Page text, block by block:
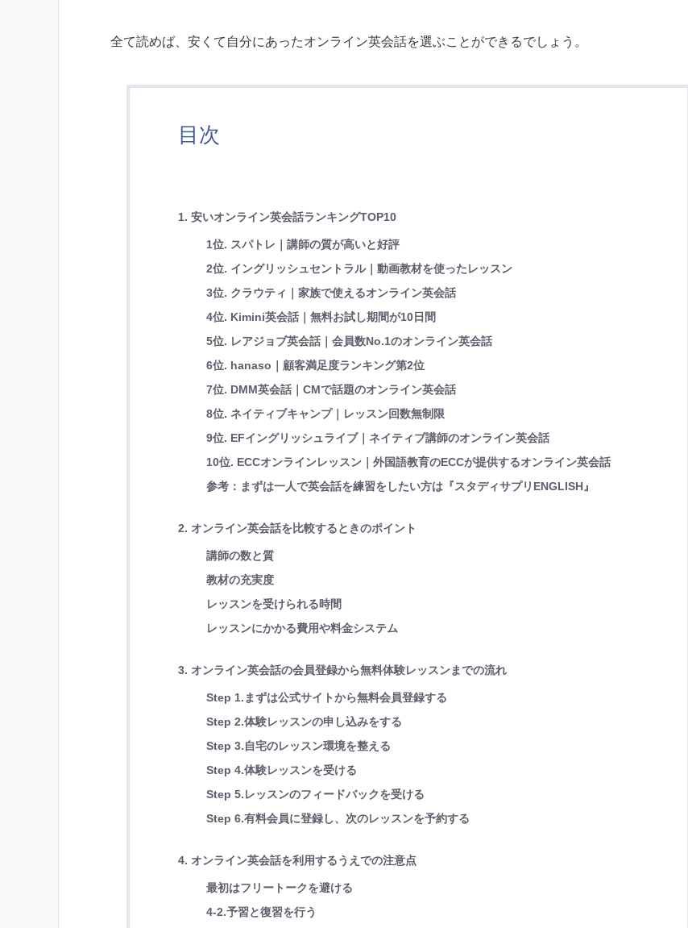
全て読めば、安くて自分にあったオンライン英会話を選ぶことができるでしょう。
目次
1. 安いオンライン英会話ランキングTOP10
1位. スパトレ｜講師の質が高いと好評
2位. イングリッシュセントラル｜動画教材を使ったレッスン
3位. クラウティ｜家族で使えるオンライン英会話
4位. Kimini英会話｜無料お試し期間が10日間
5位. レアジョブ英会話｜会員数No.1のオンライン英会話
6位. hanaso｜顧客満足度ランキング第2位
7位. DMM英会話｜CMで話題のオンライン英会話
8位. ネイティブキャンプ｜レッスン回数無制限
9位. EFイングリッシュライブ｜ネイティブ講師のオンライン英会話
10位. ECCオンラインレッスン｜外国語教育のECCが提供するオンライン英会話
参考：まずは一人で英会話を練習をしたい方は『スタディサプリENGLISH』
2. オンライン英会話を比較するときのポイント
講師の数と質
教材の充実度
レッスンを受けられる時間
レッスンにかかる費用や料金システム
3. オンライン英会話の会員登録から無料体験レッスンまでの流れ
Step 1.まずは公式サイトから無料会員登録する
Step 2.体験レッスンの申し込みをする
Step 3.自宅のレッスン環境を整える
Step 4.体験レッスンを受ける
Step 5.レッスンのフィードバックを受ける
Step 6.有料会員に登録し、次のレッスンを予約する
4. オンライン英会話を利用するうえでの注意点
最初はフリートークを避ける
4-2.予習と復習を行う